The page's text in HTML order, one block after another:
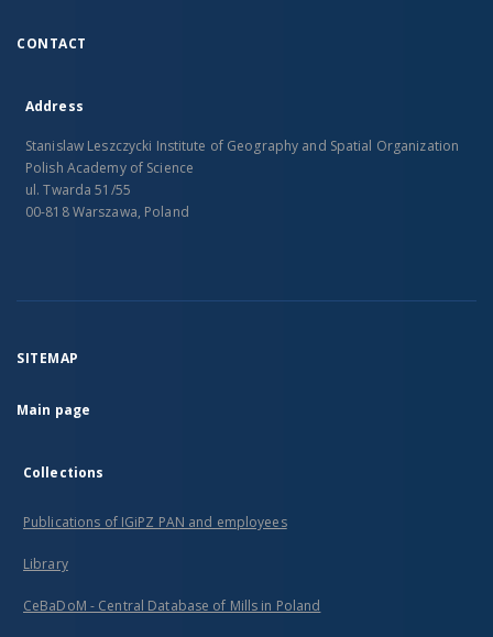
CONTACT
Address
Stanislaw Leszczycki Institute of Geography and Spatial Organization
Polish Academy of Science
ul. Twarda 51/55
00-818 Warszawa, Poland
SITEMAP
Main page
Collections
Publications of IGiPZ PAN and employees
Library
CeBaDoM - Central Database of Mills in Poland